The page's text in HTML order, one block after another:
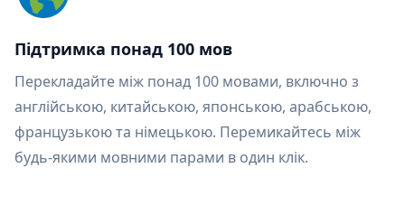
Підтримка понад 100 мов
Перекладайте між понад 100 мовами, включно з
англійською, китайською, японською, арабською,
французькою та німецькою. Перемикайтесь між
будь-якими мовними парами в один клік.